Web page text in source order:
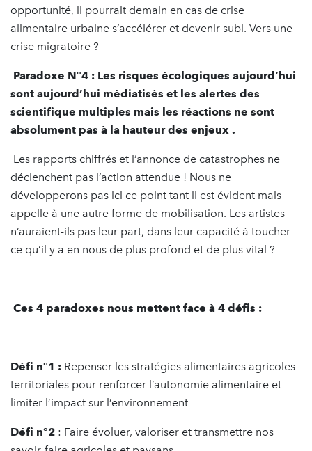
opportunité, il pourrait demain en cas de crise
alimentaire urbaine s’accélérer et devenir subi. Vers une
crise migratoire ?
Paradoxe N°4 : Les risques écologiques aujourd’hui
sont aujourd’hui médiatisés et les alertes des
scientifique multiples mais les réactions ne sont
absolument pas à la hauteur des enjeux .
Les rapports chiffrés et l’annonce de catastrophes ne
déclenchent pas l’action attendue ! Nous ne
développerons pas ici ce point tant il est évident mais
appelle à une autre forme de mobilisation. Les artistes
n’auraient-ils pas leur part, dans leur capacité à toucher
ce qu’il y a en nous de plus profond et de plus vital ?
Ces 4 paradoxes nous mettent face à 4 défis :
Défi n°1 : Repenser les stratégies alimentaires agricoles
territoriales pour renforcer l’autonomie alimentaire et
limiter l’impact sur l’environnement
Défi n°2 : Faire évoluer, valoriser et transmettre nos